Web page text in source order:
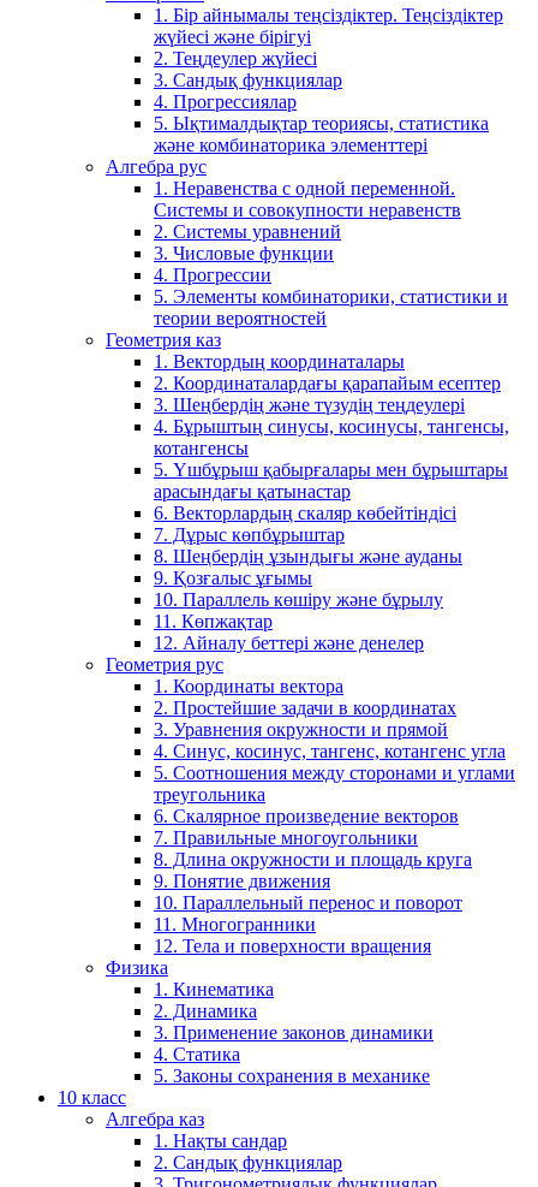
1. Бір айнымалы теңсіздіктер. Теңсіздіктер
жүйесі және бірігуі
2. Теңдеулер жүйесі
3. Сандық функциялар
4. Прогрессиялар
5. Ықтималдықтар теориясы, статистика
және комбинаторика элементтері
Алгебра рус
1. Неравенства с одной переменной.
Системы и совокупности неравенств
2. Системы уравнений
3. Числовые функции
4. Прогрессии
5. Элементы комбинаторики, статистики и
теории вероятностей
Геометрия каз
1. Вектордың координаталары
2. Координаталардағы қарапайым есептер
3. Шеңбердің және түзудің теңдеулері
4. Бұрыштың синусы, косинусы, тангенсы,
котангенсы
5. Үшбұрыш қабырғалары мен бұрыштары
арасындағы қатынастар
6. Векторлардың скаляр көбейтіндісі
7. Дұрыс көпбұрыштар
8. Шеңбердің ұзындығы және ауданы
9. Қозғалыс ұғымы
10. Параллель көшіру және бұрылу
11. Көпжақтар
12. Айналу беттері және денелер
Геометрия рус
1. Координаты вектора
2. Простейшие задачи в координатах
3. Уравнения окружности и прямой
4. Синус, косинус, тангенс, котангенс угла
5. Соотношения между сторонами и углами
треугольника
6. Скалярное произведение векторов
7. Правильные многоугольники
8. Длина окружности и площадь круга
9. Понятие движения
10. Параллельный перенос и поворот
11. Многогранники
12. Тела и поверхности вращения
Физика
1. Кинематика
2. Динамика
3. Применение законов динамики
4. Статика
5. Законы сохранения в механике
10 класс
Алгебра каз
1. Нақты сандар
2. Сандық функциялар